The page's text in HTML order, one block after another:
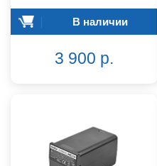
В наличии
3 900 р.